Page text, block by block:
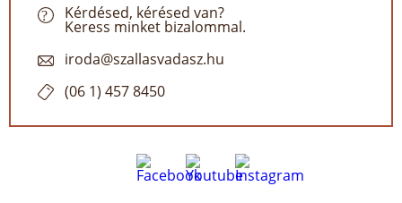
Kérdésed, kérésed van?
Keress minket bizalommal.
iroda@szallasvadasz.hu
(06 1) 457 8450